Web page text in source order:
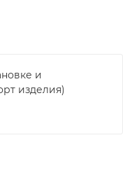
и
изделия)